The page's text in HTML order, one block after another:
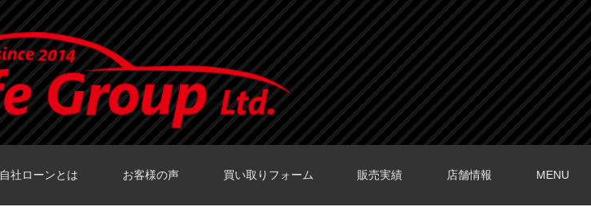
自社ローンとは お客様の声 買い取りフォーム 販売実績 店舗情報 MENU